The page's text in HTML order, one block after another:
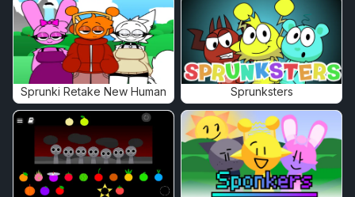
Sprunki Retake New Human Sprunksters